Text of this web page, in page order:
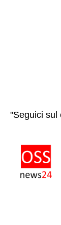
"Seguici sul